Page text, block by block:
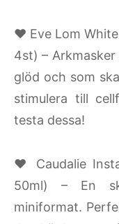
♥ Eve Lom
4st) –
glöd och som
stimulera till
testa dessa!
♥ Caudalie
50ml) – En
miniformat.